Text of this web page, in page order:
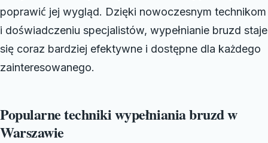
poprawić jej wygląd. Dzięki nowoczesnym technikom
i doświadczeniu specjalistów, wypełnianie bruzd staje
się coraz bardziej efektywne i dostępne dla każdego
zainteresowanego.
Popularne techniki wypełniania bruzd w
Warszawie